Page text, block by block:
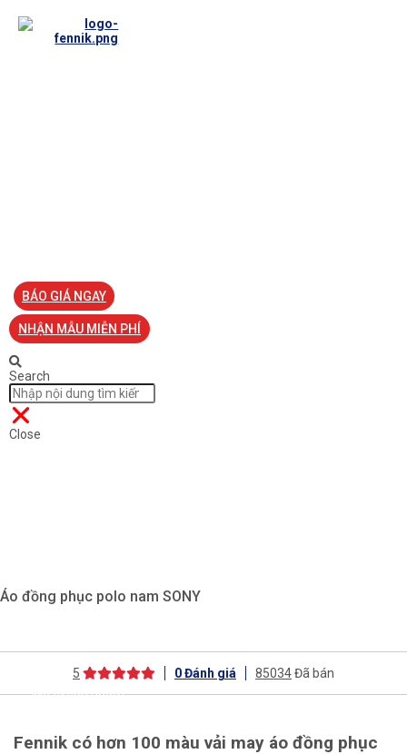
BÁO GIÁ NGAY
NHẬN MẪU MIỄN PHÍ
Search
Close
Áo đồng phục polo nam SONY
5 0Đánh giá 85034Đã bán
Mô tả sản phẩm
Fennik có hơn 100 màu vải may áo đồng phục